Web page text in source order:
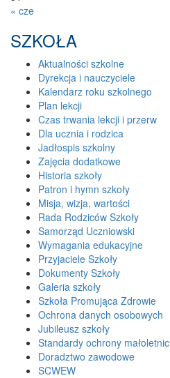
« cze
SZKOŁA
Aktualności szkolne
Dyrekcja i nauczyciele
Kalendarz roku szkolnego
Plan lekcji
Czas trwania lekcji i przerw
Dla ucznia i rodzica
Jadłospis szkolny
Zajęcia dodatkowe
Historia szkoły
Patron i hymn szkoły
Misja, wizja, wartości
Rada Rodziców Szkoły
Samorząd Uczniowski
Wymagania edukacyjne
Przyjaciele Szkoły
Dokumenty Szkoły
Galeria szkoły
Szkoła Promująca Zdrowie
Ochrona danych osobowych
Jubileusz szkoły
Standardy ochrony
Doradztwo zawodowe
SCWEW